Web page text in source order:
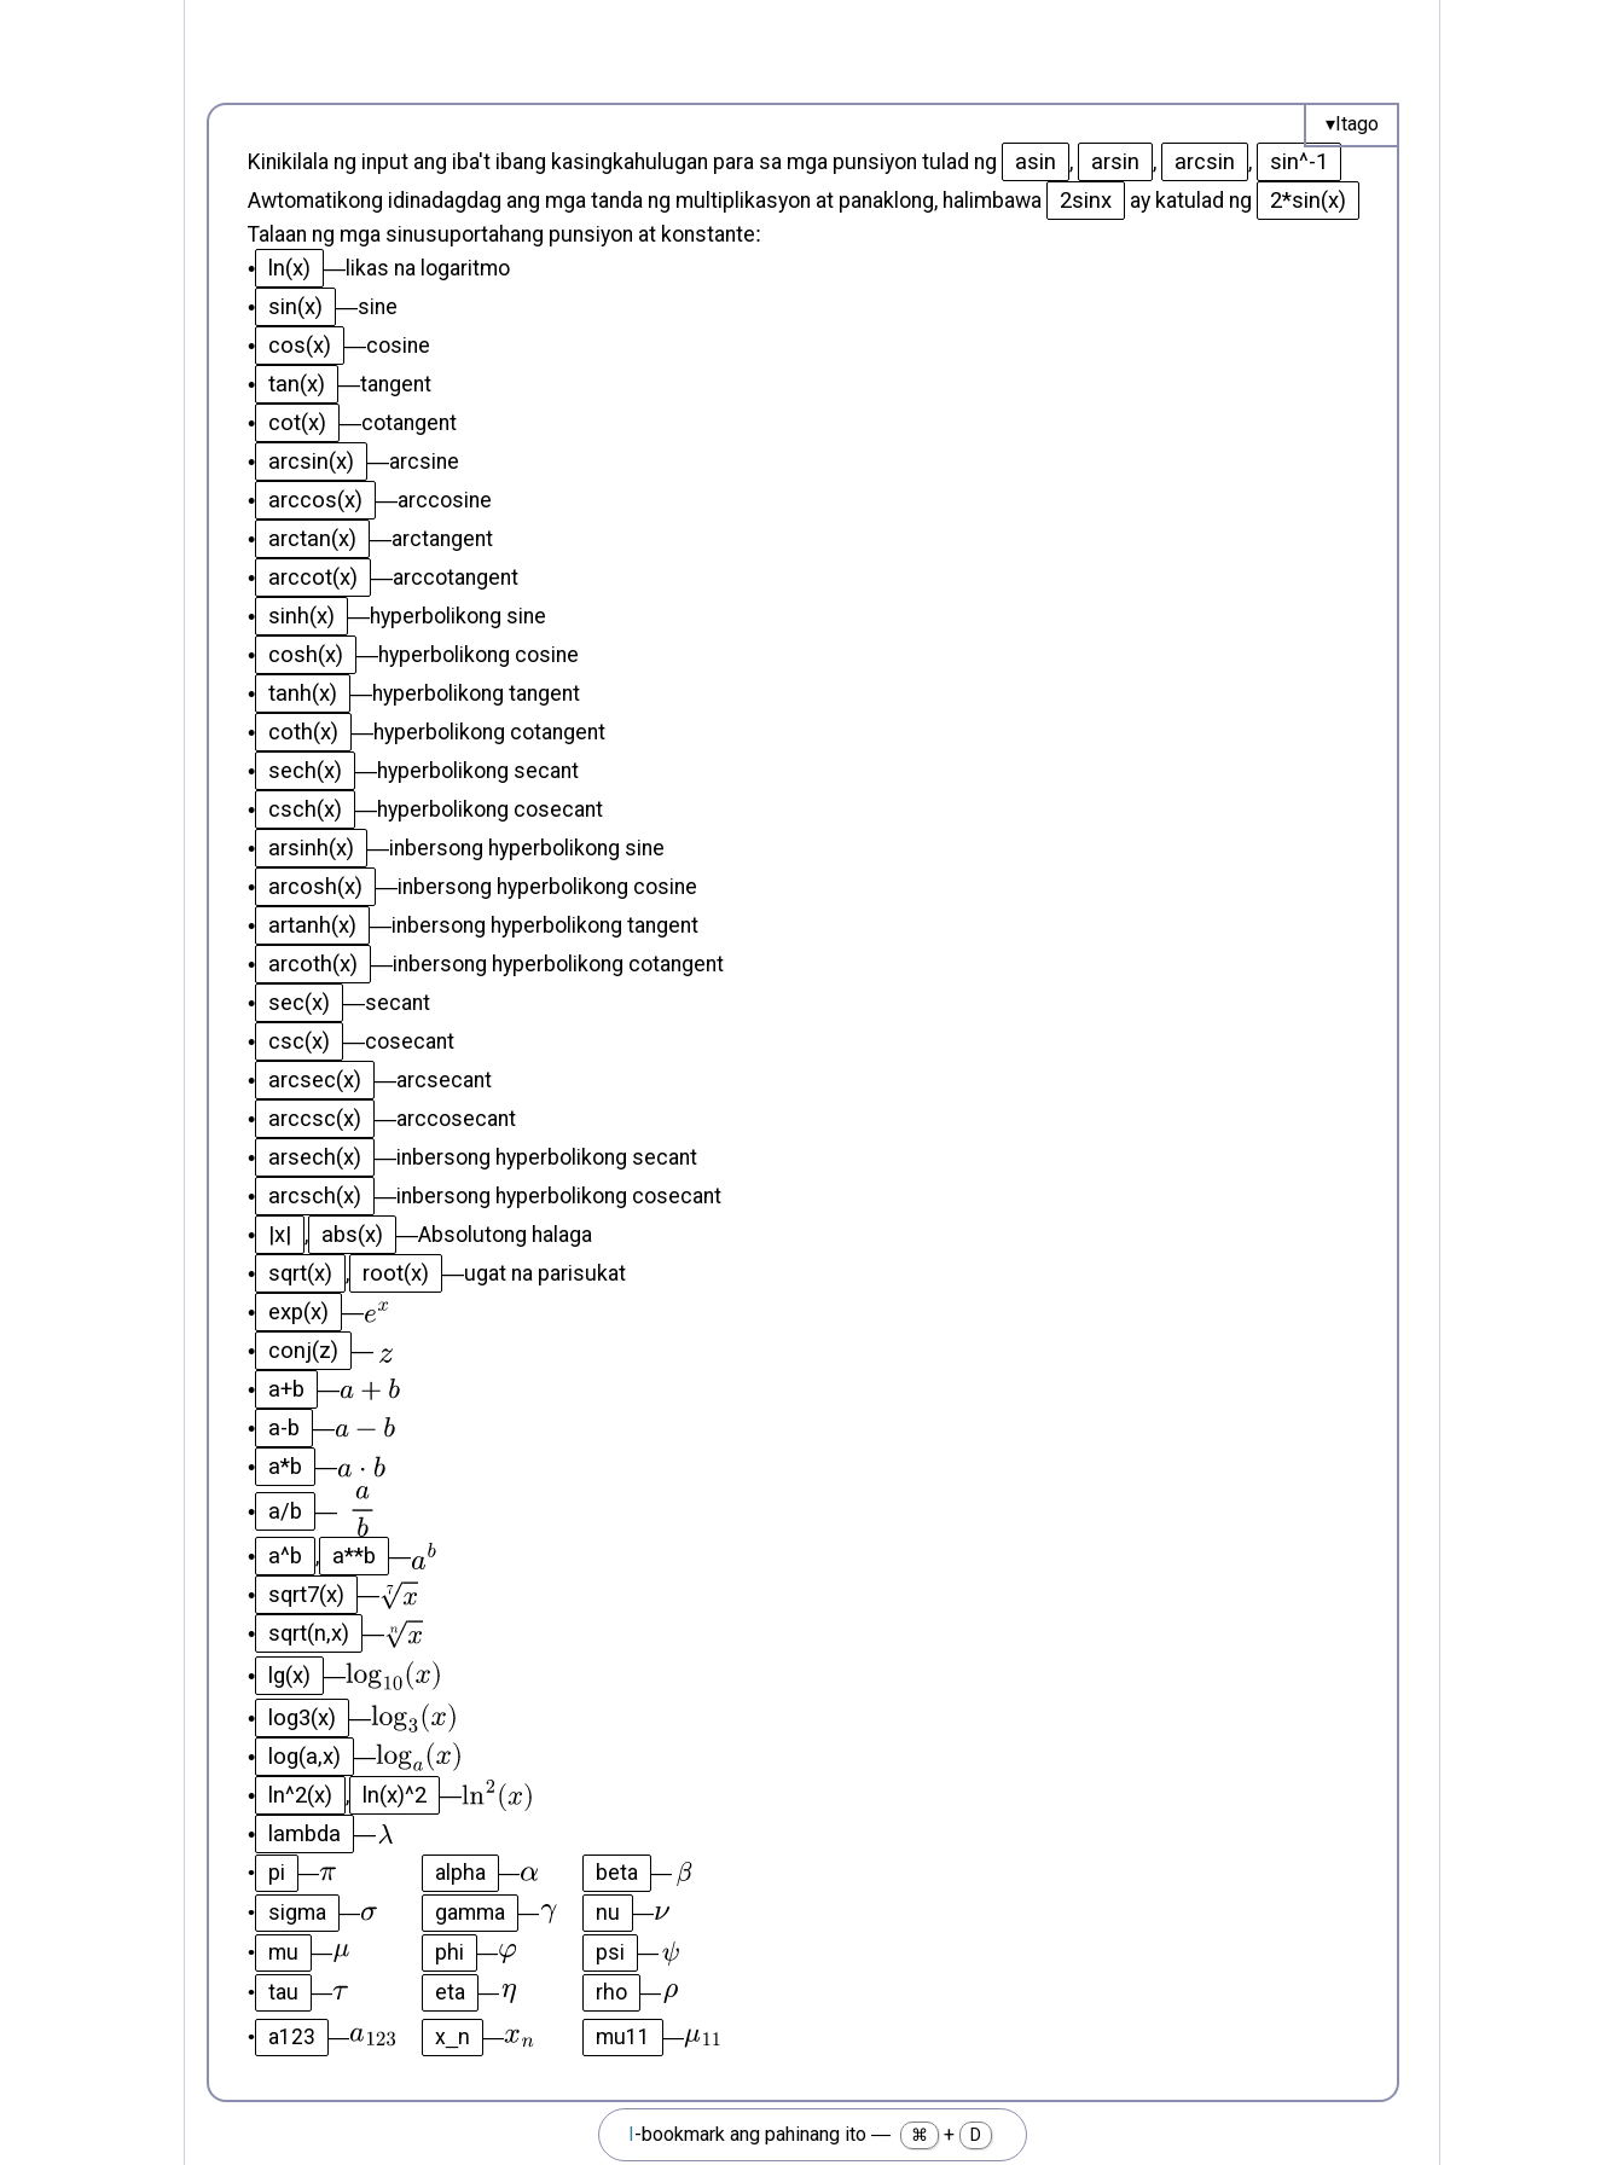
Kinikilala ng input ang iba't ibang kasingkahulugan para sa mga punsiyon tulad ng asin , arsin , arcsin , sin^-1
Awtomatikong idinadagdag ang mga tanda ng multiplikasyon at panaklong, halimbawa 2sinx ay katulad ng 2*sin(x)
Talaan ng mga sinusuportahang punsiyon at konstante:
•
ln(x) —likas na logaritmo
•
sin(x) —sine
•
cos(x) —cosine
• tan(x) —tangent
•
cot(x) —cotangent
•
arcsin(x) —arcsine
•
arccos(x) —arccosine
•
arctan(x) —arctangent
•
arccot(x) —arccotangent
•
sinh(x) —hyperbolikong sine
•
cosh(x) —hyperbolikong cosine
• tanh(x) —hyperbolikong tangent
•
coth(x) —hyperbolikong cotangent
•
sech(x) —hyperbolikong secant
•
csch(x) —hyperbolikong cosecant
•
arsinh(x) —inbersong hyperbolikong sine
•
arcosh(x) —inbersong hyperbolikong cosine
•
artanh(x) —inbersong hyperbolikong tangent
•
arcoth(x) —inbersong hyperbolikong cotangent
•
sec(x) —secant
•
csc(x) —cosecant
•
arcsec(x) —arcsecant
•
arccsc(x) —arccosecant
•
arsech(x) —inbersong hyperbolikong secant
•
arcsch(x) —inbersong hyperbolikong cosecant
•
|x| , abs(x) —Absolutong halaga
•
sqrt(x) , root(x) —ugat na parisukat
•
exp(x) —
•
conj(z) —
•
a+b —
•
a-b —
•
a*b —
•
a/b —
•
a^b , a**b —
•
sqrt7(x) —
•
sqrt(n,x) —
•
lg(x) —
•
log3(x) —
•
log(a,x) —
•
ln^2(x) , ln(x)^2 —
•
lambda —
• pi — alpha — beta
—
•
sigma — gamma — nu
—
•
mu — phi — psi
—
•
tau — eta — rho
—
•
a123 — x_n — mu11 —
I-bookmark ang pahinang ito— ⌘ + D